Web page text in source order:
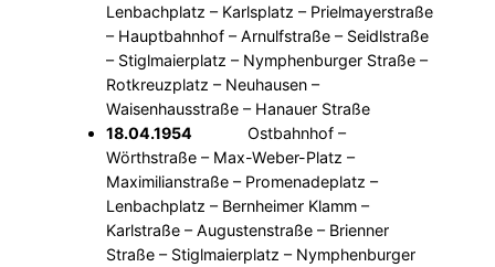
Lenbachplatz – Karlsplatz – Prielmayerstraße
– Hauptbahnhof – Arnulfstraße – Seidlstraße
– Stiglmaierplatz – Nymphenburger Straße –
Rotkreuzplatz – Neuhausen –
Waisenhausstraße – Hanauer Straße
18.04.1954
Ostbahnhof –
Wörthstraße – Max-Weber-Platz –
Maximilianstraße – Promenadeplatz –
Lenbachplatz – Bernheimer Klamm –
Karlstraße – Augustenstraße – Brienner
Straße – Stiglmaierplatz – Nymphenburger